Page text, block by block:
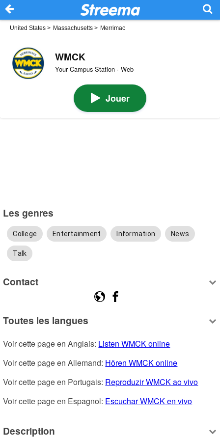
United States > Massachusetts > Merrimac
WMCK
Your Campus Station · Web
Jouer
Les genres
College Entertainment Information News
Talk
Contact
Toutes les langues
Voir cette page en Anglais: Listen WMCK online
Voir cette page en Allemand: Hören WMCK online
Voir cette page en Portugais: Reproduzir WMCK ao vivo
Voir cette page en Espagnol: Escuchar WMCK en vivo
Description